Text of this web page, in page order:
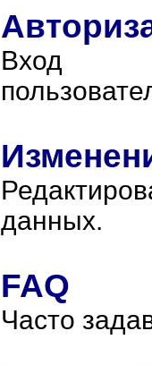
Вход
данных.
FAQ
Часто